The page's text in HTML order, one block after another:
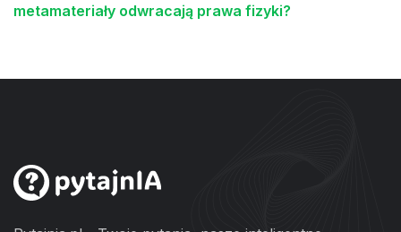
metamateriały odwracają prawa fizyki?